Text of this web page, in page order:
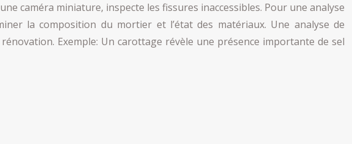
caméra miniature, inspecte les fissures inaccessibles. Pour une analyse
la composition du mortier et l’état des matériaux. Une analyse de
Exemple: Un carottage révèle une présence importante de sel